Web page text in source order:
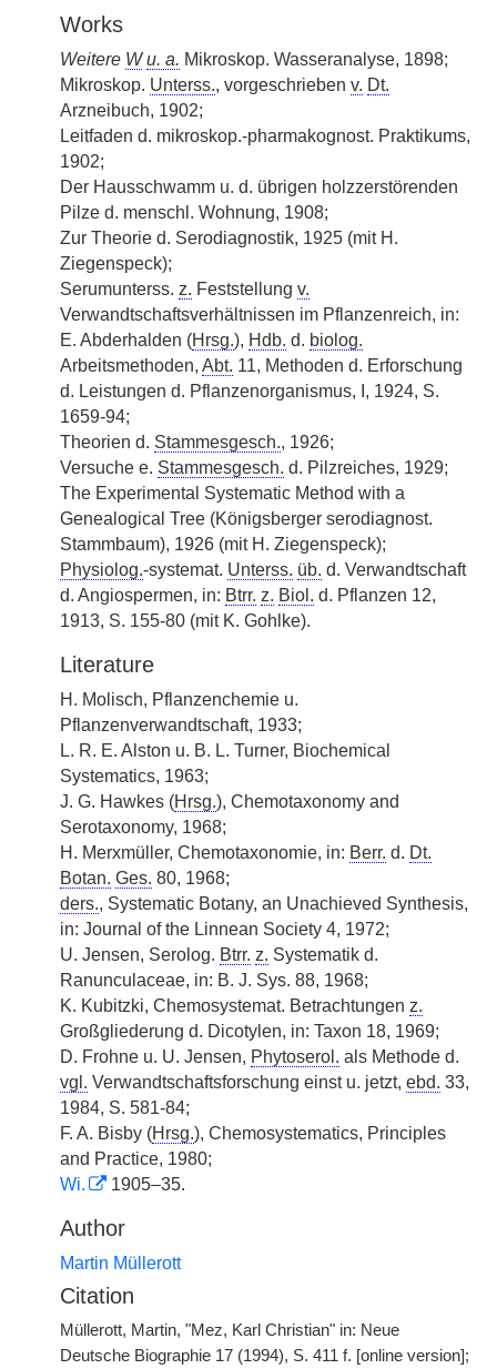
Works
Weitere W u. a. Mikroskop. Wasseranalyse, 1898;
Mikroskop. Unterss., vorgeschrieben v. Dt.
Arzneibuch, 1902;
Leitfaden d. mikroskop.-pharmakognost. Praktikums,
1902;
Der Hausschwamm u. d. übrigen holzzerstörenden
Pilze d. menschl. Wohnung, 1908;
Zur Theorie d. Serodiagnostik, 1925 (mit H.
Ziegenspeck);
Serumunterss. z. Feststellung v.
Verwandtschaftsverhältnissen im Pflanzenreich, in:
E. Abderhalden (Hrsg.), Hdb. d. biolog.
Arbeitsmethoden, Abt. 11, Methoden d. Erforschung
d. Leistungen d. Pflanzenorganismus, I, 1924, S.
1659-94;
Theorien d. Stammesgesch., 1926;
Versuche e. Stammesgesch. d. Pilzreiches, 1929;
The Experimental Systematic Method with a
Genealogical Tree (Königsberger serodiagnost.
Stammbaum), 1926 (mit H. Ziegenspeck);
Physiolog.-systemat. Unterss. üb. d. Verwandtschaft
d. Angiospermen, in: Btrr. z. Biol. d. Pflanzen 12,
1913, S. 155-80 (mit K. Gohlke).
Literature
H. Molisch, Pflanzenchemie u.
Pflanzenverwandtschaft, 1933;
L. R. E. Alston u. B. L. Turner, Biochemical
Systematics, 1963;
J. G. Hawkes (Hrsg.), Chemotaxonomy and
Serotaxonomy, 1968;
H. Merxmüller, Chemotaxonomie, in: Berr. d. Dt.
Botan. Ges. 80, 1968;
ders., Systematic Botany, an Unachieved Synthesis,
in: Journal of the Linnean Society 4, 1972;
U. Jensen, Serolog. Btrr. z. Systematik d.
Ranunculaceae, in: B. J. Sys. 88, 1968;
K. Kubitzki, Chemosystemat. Betrachtungen z.
Großgliederung d. Dicotylen, in: Taxon 18, 1969;
D. Frohne u. U. Jensen, Phytoserol. als Methode d.
vgl. Verwandtschaftsforschung einst u. jetzt, ebd. 33,
1984, S. 581-84;
F. A. Bisby (Hrsg.), Chemosystematics, Principles
and Practice, 1980;
Wi.
1905–35.
Author
Martin Müllerott
Citation
Müllerott, Martin, "Mez, Karl Christian" in: Neue
Deutsche Biographie 17 (1994), S. 411 f. [online version];